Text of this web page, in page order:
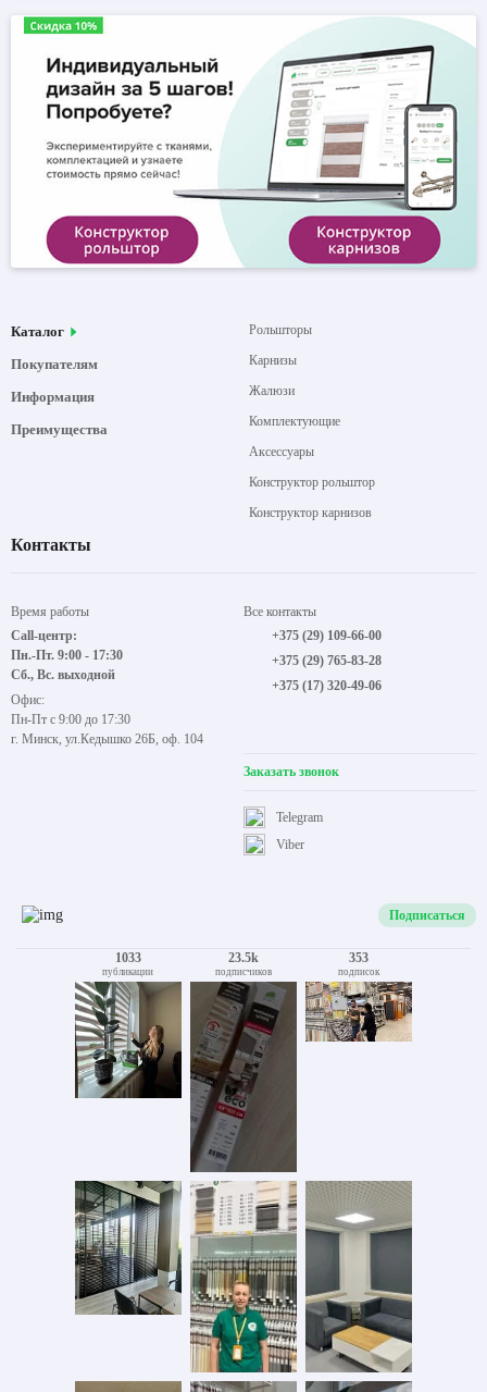
Каталог
Покупателям
Информация
Преимущества
Рольшторы
Карнизы
Жалюзи
Комплектующие
Аксессуары
Конструктор рольштор
Конструктор карнизов
Контакты
Время работы
Call-центр:
Пн.-Пт. 9:00 - 17:30
Сб., Вс. выходной
Офис:
Пн-Пт с 9:00 до 17:30
г. Минск, ул.Кедышко 26Б, оф. 104
Все контакты
+375 (29) 109-66-00
+375 (29) 765-83-28
+375 (17) 320-49-06
Заказать звонок
Viber
Telegram
Подписаться
1033
публикации
23.5k
подписчиков
353
подписок